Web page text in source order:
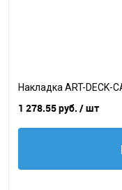
Накладка ART-DECK-
1 278.55 руб. / шт